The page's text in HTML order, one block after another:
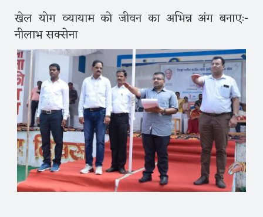
खेल योग व्यायाम को जीवन का अभिन्न अंग बनाएः-
नीलाभ सक्सेना